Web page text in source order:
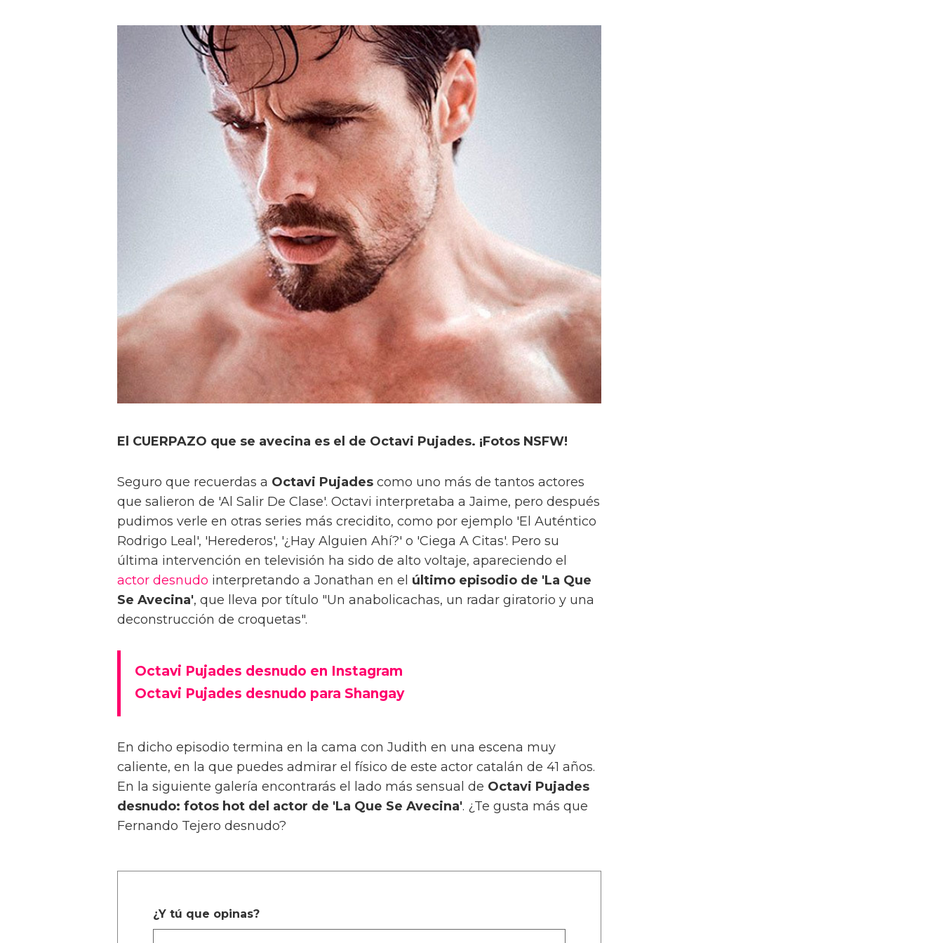
El CUERPAZO que se avecina es el de Octavi Pujades. ¡Fotos NSFW!
Seguro que recuerdas a Octavi Pujades como uno más de tantos actores
que salieron de 'Al Salir De Clase'. Octavi interpretaba a Jaime, pero después
pudimos verle en otras series más crecidito, como por ejemplo 'El Auténtico
Rodrigo Leal', 'Herederos', '¿Hay Alguien Ahí?' o 'Ciega A Citas'. Pero su
última intervención en televisión ha sido de alto voltaje, apareciendo el
actor desnudo interpretando a Jonathan en el último episodio de 'La Que
Se Avecina', que lleva por título "Un anabolicachas, un radar giratorio y una
deconstrucción de croquetas".
Octavi Pujades desnudo en Instagram
Octavi Pujades desnudo para Shangay
En dicho episodio termina en la cama con Judith en una escena muy
caliente, en la que puedes admirar el físico de este actor catalán de 41 años.
En la siguiente galería encontrarás el lado más sensual de Octavi Pujades
desnudo: fotos hot del actor de 'La Que Se Avecina'. ¿Te gusta más que
Fernando Tejero desnudo?
¿Y tú que opinas?